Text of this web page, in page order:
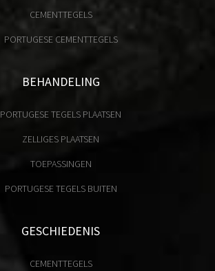
CEMENTTEGELS
PORTUGESE CEMENTTEGELS
BEHANDELING
PORTUGESE TEGELS PLAATSEN
ZELLIGES PLAATSEN
TOEPASSINGEN
PORTUGESE TEGELS BUITEN
GESCHIEDENIS
CEMENTTEGELS